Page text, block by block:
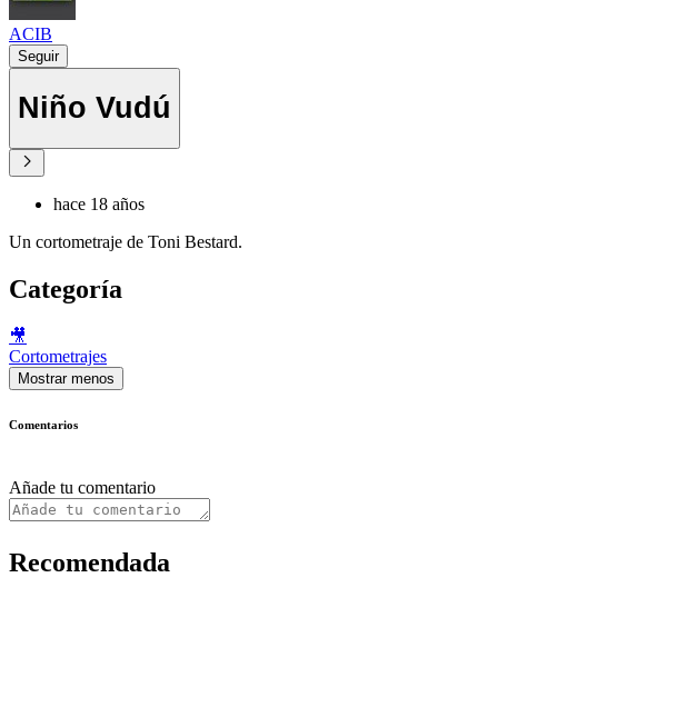
ACIB
Seguir
Niño Vudú
hace 18 años
Un cortometraje de Toni Bestard.
Categoría
🎥
Cortometrajes
Mostrar menos
Comentarios
Añade tu comentario
Recomendada